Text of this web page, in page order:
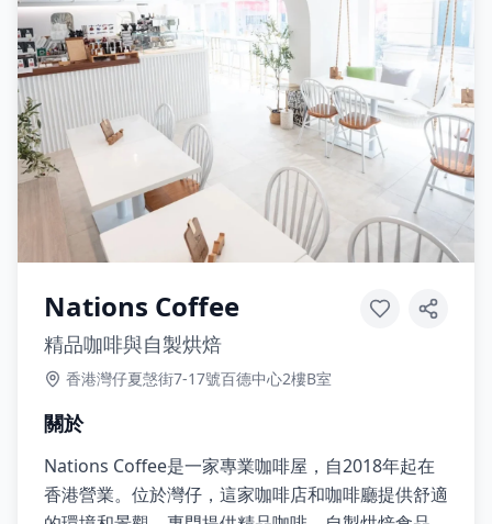
Nations Coffee
精品咖啡與自製烘焙
香港灣仔夏愨街7-17號百德中心2樓B室
關於
Nations Coffee是一家專業咖啡屋，自2018年起在
香港營業。位於灣仔，這家咖啡店和咖啡廳提供舒適